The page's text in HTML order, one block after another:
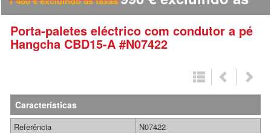
taxas
Porta-paletes eléctrico com condutor a pé
Hangcha CBD15-A #N07422
Características
Referência
N07422